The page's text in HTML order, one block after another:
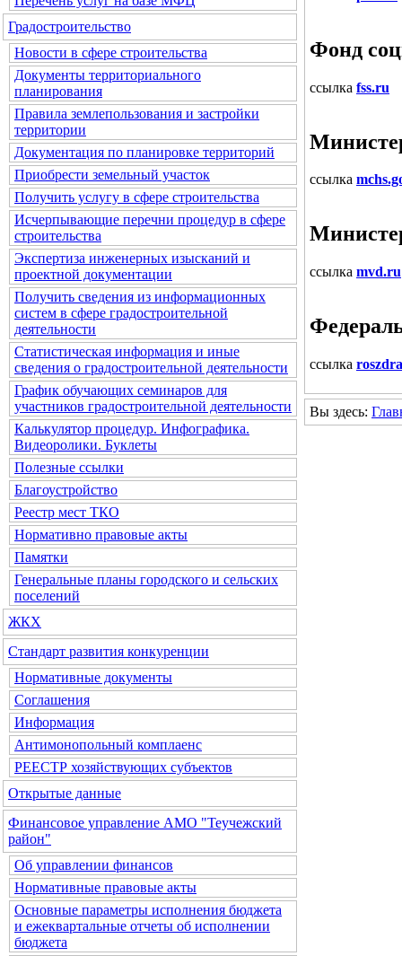
Градостроительство
Новости в сфере строительства
Документы территориального
планирования
Правила землепользования и застройки
территории
Документация по планировке территорий
Приобрести земельный участок
Получить услугу в сфере строительства
Исчерпывающие перечни процедур в сфере
строительства
Экспертиза инженерных изысканий и
проектной документации
Получить сведения из информационных
систем в сфере градостроительной
деятельности
Статистическая информация и иные
сведения о градостроительной деятельности
График обучающих семинаров для
участников градостроительной деятельности
Калькулятор процедур. Инфографика.
Видеоролики. Буклеты
Полезные ссылки
Благоустройство
Реестр мест ТКО
Нормативно правовые акты
Памятки
Генеральные планы городского и сельских
поселений
ЖКХ
Стандарт развития конкуренции
Нормативные документы
Соглашения
Информация
Антимонопольный комплаенс
РЕЕСТР хозяйствующих субъектов
Открытые данные
Финансовое управление АМО "Теучежский
район"
Об управлении финансов
Нормативные правовые акты
Основные параметры исполнения бюджета
и ежеквартальные отчеты об исполнении
бюджета
Фонд
ссылка fss.ru
ссылка
ссылка mvd.ru
ссылка
Вы здесь: